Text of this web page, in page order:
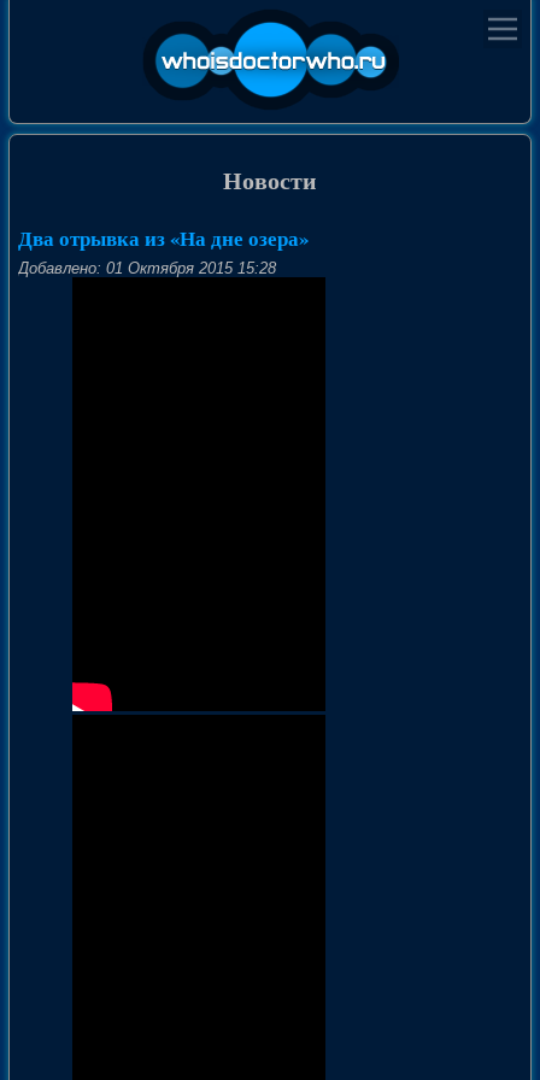
Новости
Два отрывка из «На дне озера»
Добавлено: 01 Октября 2015 15:28